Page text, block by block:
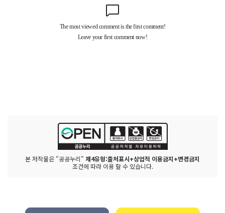
본 저작물은 "공공누리" 제4유형:출처표시+상업적 이용금지+변경금지
조건에 따라 이용 할 수 있습니다.